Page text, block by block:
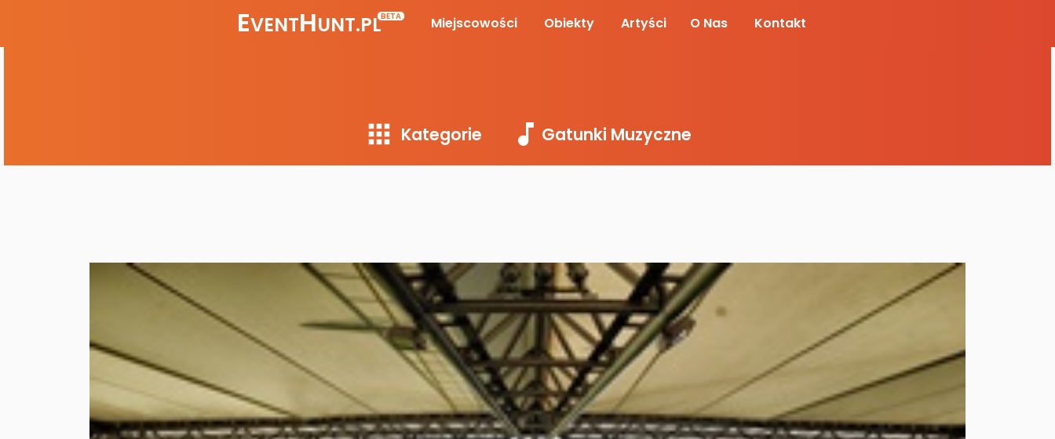
EVENTHUNT.PLBETA Miejscowości Obiekty Artyści O Nas Kontakt
Kategorie Gatunki Muzyczne